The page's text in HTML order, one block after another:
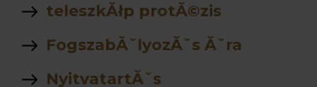
teleszkĂłp protĂ©zis
FogszabĂˇlyozĂˇs Ăˇra
NyitvatartĂˇs